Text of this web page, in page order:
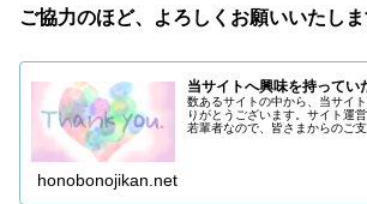
ご協力のほど、よろしくお願いいたしま
当サイトへ興味を持ってい
数あるサイトの中から、当サイ
りがとうございます。サイト運
若輩者なので、皆さまからのご
honobonojikan.net